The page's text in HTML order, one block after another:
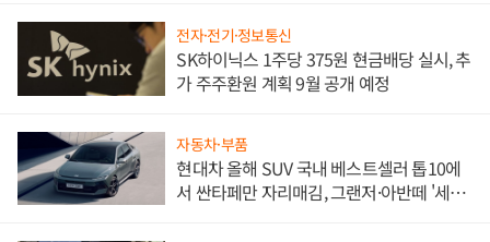
전자·전기·정보통신
SK하이닉스 1주당 375원 현금배당 실시, 추
가 주주환원 계획 9월 공개 예정
자동차·부품
현대차 올해 SUV 국내 베스트셀러 톱10에
서 싼타페만 자리매김, 그랜저·아반떼 '세단